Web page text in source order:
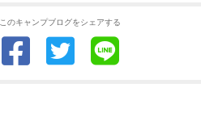
このキャンプブログをシェアする